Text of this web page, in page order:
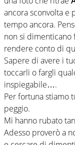
ancora sconvolta
tempo ancora.
non si dimenticano
rendere conto di
Sapere di avere i
toccarli o fargli
inspiegabile….
Per fortuna stiamo
peggio.
Mi hanno rubato
Adesso proverò a